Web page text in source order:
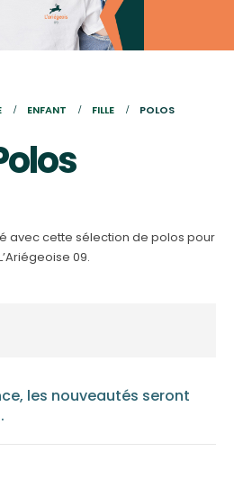
ENFANT FILLE POLOS
avec cette sélection de polos pour
09.
les nouveautés seront